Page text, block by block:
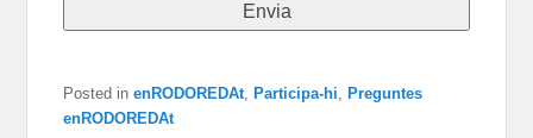
Posted in enRODOREDAt, Participa-hi, Preguntes
enRODOREDAt